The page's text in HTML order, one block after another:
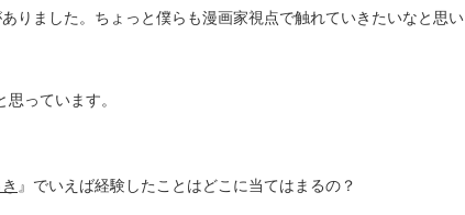
りました。ちょっと僕らも漫画家視点で触れていきたいなと思い
っています。
』でいえば経験したことはどこに当てはまるの？